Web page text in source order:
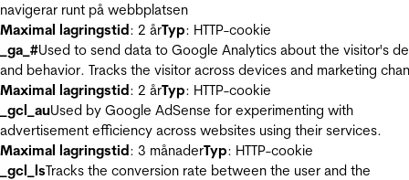
navigerar runt på webbplatsen
Maximal lagringstid: 2 årTyp: HTTP-cookie
_ga_#Used to send data to Google Analytics about the visitor's
and behavior. Tracks the visitor across devices and marketing
Maximal lagringstid: 2 årTyp: HTTP-cookie
_gcl_auUsed by Google AdSense for experimenting with
advertisement efficiency across websites using their services.
Maximal lagringstid: 3 månaderTyp: HTTP-cookie
_gcl_lsTracks the conversion rate between the user and the